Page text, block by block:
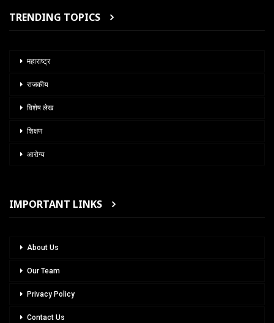
TRENDING TOPICS
महाराष्ट्र
राजकीय
विशेष लेख
शिक्षण
आरोग्य
IMPORTANT LINKS
About Us
Our Team
Privacy Policy
Contact Us